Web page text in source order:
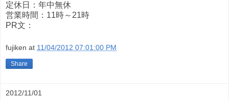
定休日：年中無休
営業時間：11時～21時
PR文：
fujiken at 11/04/2012 07:01:00 PM
Share
2012/11/01